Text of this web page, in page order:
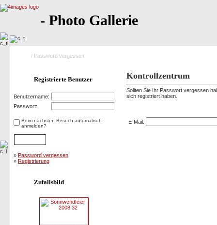
- Photo Gallerie
/ Password vergessen
Registrierte Benutzer
Benutzername:
Passwort:
Beim nächsten Besuch automatisch
anmelden?
» Password vergessen
» Registrierung
Zufallsbild
Kontrollzentrum
Sollten Sie Ihr Passwort vergessen
sich registriert haben.
E-Mail: